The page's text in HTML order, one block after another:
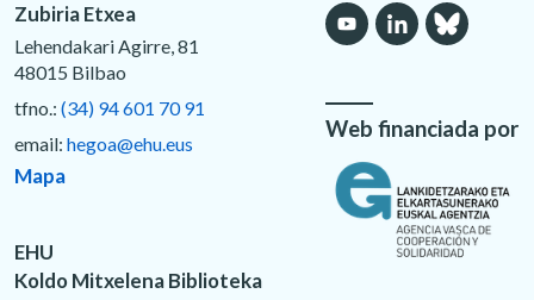
Zubiria Etxea
Lehendakari Agirre, 81
48015 Bilbao
tfno.: (34) 94 601 70 91
email: hegoa@ehu.eus
Mapa
EHU
Koldo Mitxelena Biblioteka
Web financiada por